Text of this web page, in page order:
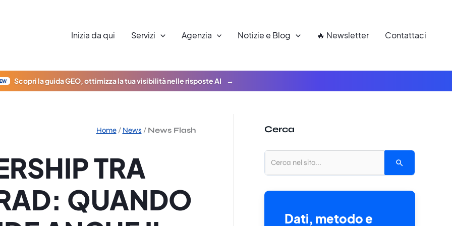
Inizia da qui Servizi Agenzia Notizie e Blog 🔥 Newsletter Contattaci
Scopri la guida GEO, ottimizza la tua visibilità nelle risposte AI
Home/ News / News Flash
TRA
QUANDO
Cerca
Dati, metodo e